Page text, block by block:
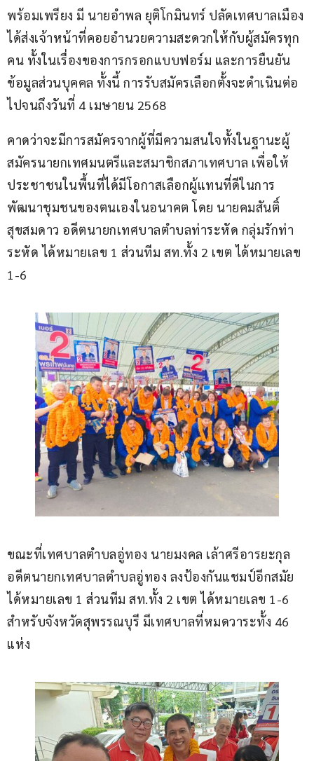
พร้อมเพรียง มี นายอำพล ยุติโกมินทร์ ปลัดเทศบาลเมือง
ได้ส่งเจ้าหน้าที่คอยอำนวยความสะดวกให้กับผู้สมัครทุก
คน ทั้งในเรื่องของการกรอกแบบฟอร์ม และการยืนยัน
ข้อมูลส่วนบุคคล ทั้งนี้ การรับสมัครเลือกตั้งจะดำเนินต่อ
ไปจนถึงวันที่ 4 เมษายน 2568
คาดว่าจะมีการสมัครจากผู้ที่มีความสนใจทั้งในฐานะผู้
สมัครนายกเทศมนตรีและสมาชิกสภาเทศบาล เพื่อให้
ประชาชนในพื้นที่ได้มีโอกาสเลือกผู้แทนที่ดีในการ
พัฒนาชุมชนของตนเองในอนาคต โดย นายคมสันติ์
สุขสมดาว อดีตนายกเทศบาลตำบลท่าระหัด กลุ่มรักท่า
ระหัด ได้หมายเลข 1 ส่วนทีม สท.ทั้ง 2 เขต ได้หมายเลข
1-6
ขณะที่เทศบาลตำบลอู่ทอง นายมงคล เล้าศรีอารยะกุล
อดีตนายกเทศบาลตำบลอู่ทอง ลงป้องกันแชมป์อีกสมัย
ได้หมายเลข 1 ส่วนทีม สท.ทั้ง 2 เขต ได้หมายเลข 1-6
สำหรับจังหวัดสุพรรณบุรี มีเทศบาลที่หมดวาระทั้ง 46
แห่ง